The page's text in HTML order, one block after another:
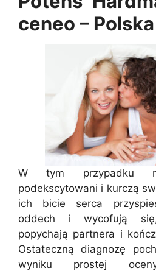
ceneo – Polska
W tym przypadku
podekscytowani i kurczą
ich bicie serca
oddech i wycofują
popychają partnera i
Ostateczną diagnozę
wyniku prostej oceny